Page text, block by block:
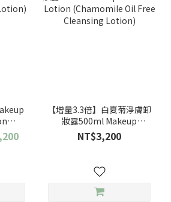
【增量3.3倍】白夏菊淨膚卸
妝露500ml Makeup
Remover Lotion
(Chamomile Oil Free
NT$3,200